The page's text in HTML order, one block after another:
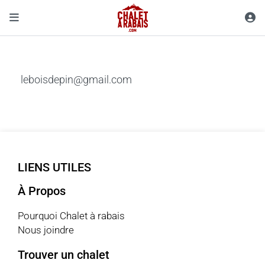
leboisdepin@gmail.com
LIENS UTILES
À Propos
Pourquoi Chalet à rabais
Nous joindre
Trouver un chalet